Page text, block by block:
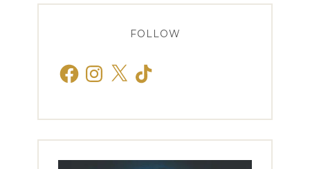
FOLLOW
FacebookInstagram
X TikTok